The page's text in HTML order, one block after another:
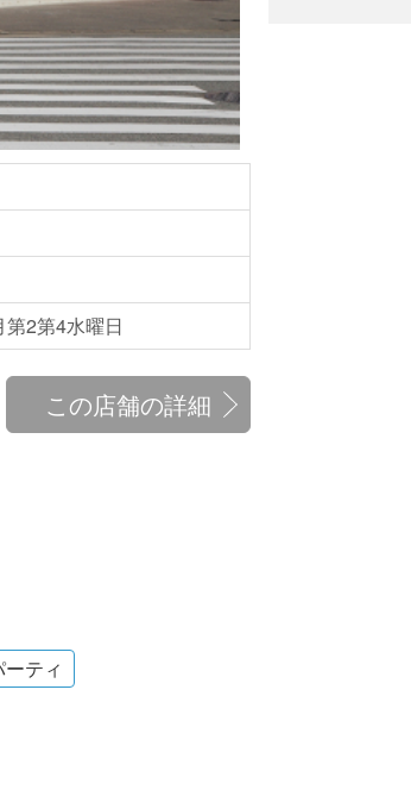
2第4水曜日
この店舗の詳細
ティ